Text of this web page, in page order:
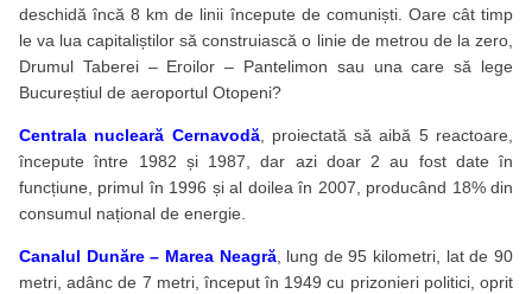
deschidă încă 8 km de linii începute de comuniști. Oare cât timp
le va lua capitaliștilor să construiască o linie de metrou de la zero,
Drumul Taberei – Eroilor – Pantelimon sau una care să lege
Bucureștiul de aeroportul Otopeni?
Centrala nucleară Cernavodă, proiectată să aibă 5 reactoare,
începute între 1982 și 1987, dar azi doar 2 au fost date în
funcțiune, primul în 1996 și al doilea în 2007, producând 18% din
consumul național de energie.
Canalul Dunăre – Marea Neagră, lung de 95 kilometri, lat de 90
metri, adânc de 7 metri, început în 1949 cu prizonieri politici, oprit